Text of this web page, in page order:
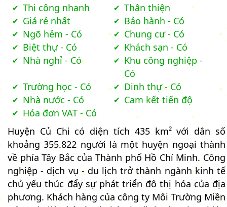
Thi công nhanh
Thân thiện
Giá rẻ nhất
Bảo hành - Có
Ngõ hẻm - Có
Chung cư - Có
Biệt thự - Có
Khách sạn - Có
Nhà nghỉ - Có
Khu công nghiệp -
Có
Trường học - Có
Dinh thự - Có
Nhà nước - Có
Cam kết tiến độ
Hóa đơn VAT - Có
Huyện Củ Chi có diện tích 435 km² với dân số
khoảng 355.822 người là một huyện ngoại thành
về phía Tây Bắc của Thành phố Hồ Chí Minh. Công
nghiệp - dịch vụ - du lịch trở thành ngành kinh tế
chủ yếu thúc đẩy sự phát triển đô thị hóa của địa
phương. Khách hàng của công ty Môi Trường Miền